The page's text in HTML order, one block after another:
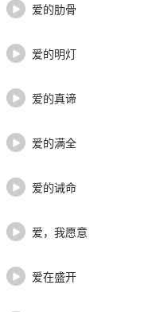
爱的肋骨
爱的明灯
爱的真谛
爱的满全
爱的诫命
爱，我愿意
爱在盛开